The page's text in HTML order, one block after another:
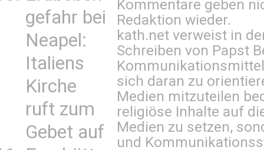
gefahr bei
Neapel:
Italiens
Kirche
ruft zum
Gebet auf
Kommentare geben
Redaktion wieder.
kath.net verweist in
Schreiben von Papst
sich daran zu
Medien mitzuteilen
religiöse Inhalte auf
Medien zu setzen,
und